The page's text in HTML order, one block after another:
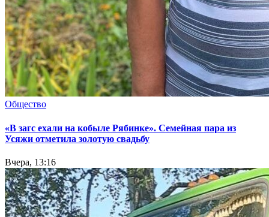
Общество
«В загс ехали на кобыле Рябинке». Семейная пара из
Усяжи отметила золотую свадьбу
Вчера, 13:16